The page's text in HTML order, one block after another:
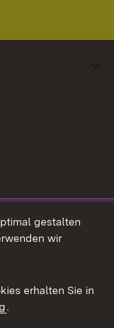
gestalten
wir
erhalten Sie in
.